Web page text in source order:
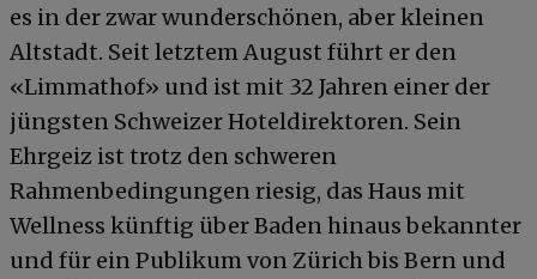
es in der zwar wunderschönen, aber kleinen
Altstadt. Seit letztem August führt er den
«Limmathof» und ist mit 32 Jahren einer der
jüngsten Schweizer Hoteldirektoren. Sein
Ehrgeiz ist trotz den schweren
Rahmenbedingungen riesig, das Haus mit
Wellness künftig über Baden hinaus bekannter
und für ein Publikum von Zürich bis Bern und